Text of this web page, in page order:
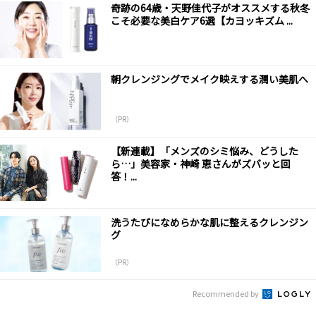
奇跡の64歳・天野佳代子がオススメする秋冬
こそ必要な美白ケア6選【カヨッキズム ...
朝クレンジングでメイク映えする潤い美肌へ
（PR）
【新連載】「メンズのシミ悩み、どうした
ら…」美容家・神崎 恵さんがズバッと回
答！...
洗うたびになめらかな肌に整えるクレンジン
グ
（PR）
Recommended by